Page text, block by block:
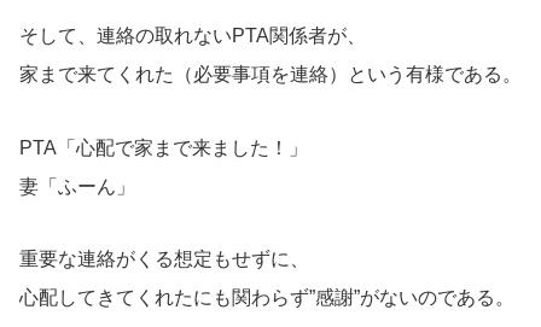
そして、連絡の取れないPTA関係者が、
家まで来てくれた（必要事項を連絡）という有様である。
PTA「心配で家まで来ました！」
妻「ふーん」
重要な連絡がくる想定もせずに、
心配してきてくれたにも関わらず”感謝”がないのである。